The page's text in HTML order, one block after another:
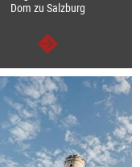
Dom zu Salzburg
continuar